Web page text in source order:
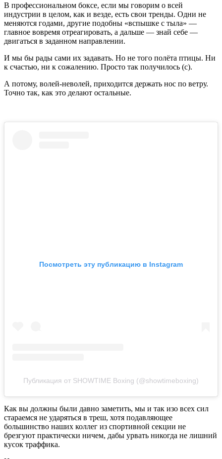
В профессиональном боксе, если мы говорим о всей
индустрии в целом, как и везде, есть свои тренды. Одни не
меняются годами, другие подобны «вспышке с тыла» —
главное вовремя отреагировать, а дальше — знай себе —
двигаться в заданном направлении.
И мы бы рады сами их задавать. Но не того полёта птицы. Ни
к счастью, ни к сожалению. Просто так получилось (с).
А потому, волей-неволей, приходится держать нос по ветру.
Точно так, как это делают остальные.
Посмотреть эту публикацию в Instagram
Публикация от SHOWTIME Boxing (@showtimeboxing)
Как вы должны были давно заметить, мы и так изо всех сил
стараемся не ударяться в треш, хотя подавляющее
большинство наших коллег из спортивной секции не
брезгуют практически ничем, дабы урвать никогда не лишний
кусок траффика.